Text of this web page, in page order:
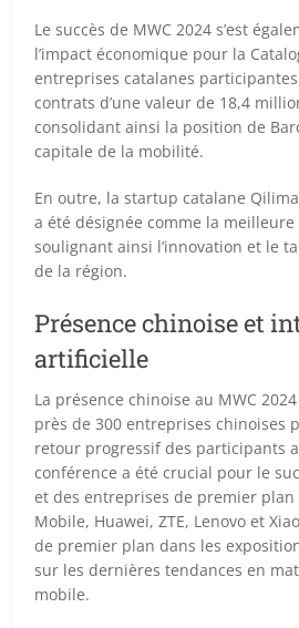
Le succès de MWC 2024 s’est
l’impact économique pour la
entreprises catalanes
contrats d’une valeur de 18,4
consolidant ainsi la position de
capitale de la mobilité.
En outre, la startup catalane
a été désignée comme la meilleure
soulignant ainsi l’innovation et le
de la région.
Présence chinoise et
artificielle
La présence chinoise au MWC
près de 300 entreprises chinoises
retour progressif des participants
conférence a été crucial pour le
et des entreprises de premier plan
Mobile, Huawei, ZTE, Lenovo et
de premier plan dans les
sur les dernières tendances en
mobile.